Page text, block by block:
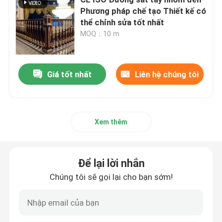
Trần kim loại treo
Hàng rào nhôm đương đại
Hệ thống che nắng bằng nhôm
Lan can cầu thang nhôm
Phương pháp chế tạo Thiết kế có
thể chỉnh sửa tốt nhất
MOQ：10 m
Giá tốt nhất Liên hệ chúng tôi
Xem thêm
Để lại lời nhắn
Chúng tôi sẽ gọi lại cho bạn sớm!